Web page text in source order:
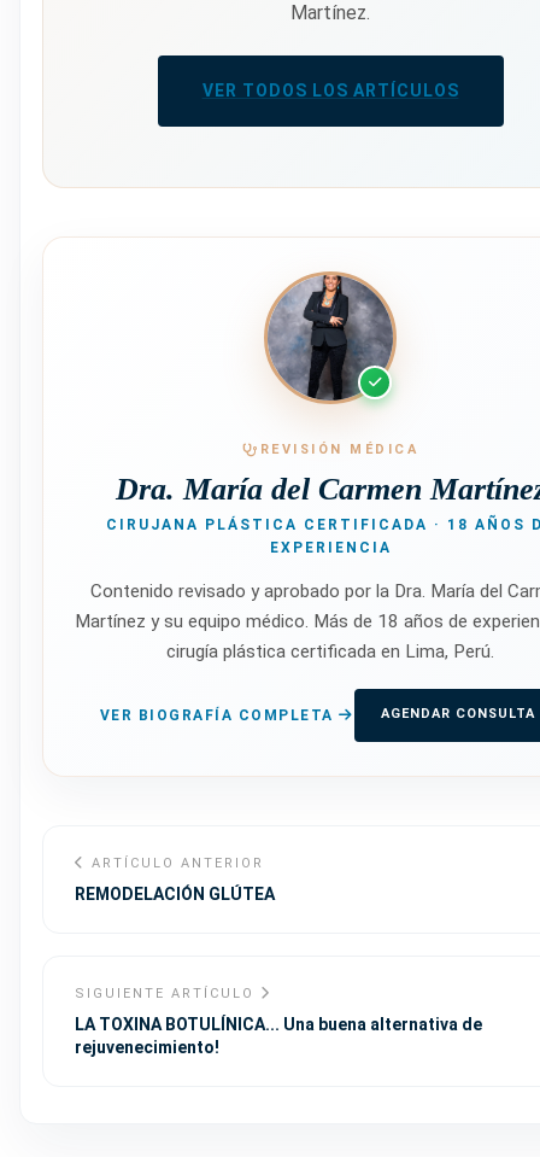
Martínez.
VER TODOS LOS ARTÍCULOS
REVISIÓN MÉDICA
Dra. María del Carmen
CIRUJANA PLÁSTICA CERTIFICADA · 18 AÑOS
EXPERIENCIA
Contenido revisado y aprobado por la Dra. María del
Martínez y su equipo médico. Más de 18 años de
cirugía plástica certificada en Lima, Perú.
VER BIOGRAFÍA COMPLETA AGENDAR CONSULTA
ARTÍCULO ANTERIOR
REMODELACIÓN GLÚTEA
SIGUIENTE ARTÍCULO
LA TOXINA BOTULÍNICA... Una buena alternativa de
rejuvenecimiento!